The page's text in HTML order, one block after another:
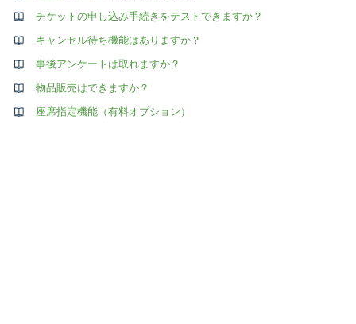
チケットの申し込み手続きをテストできますか？
キャンセル待ち機能はありますか？
事後アンケートは取れますか？
物品販売はできますか？
座席指定機能（有料オプション）